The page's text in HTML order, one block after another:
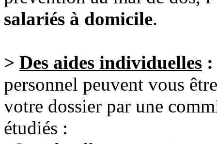
salariés à domicile.
> Des aides individuelles
personnel peuvent vous
votre dossier par une
étudiés :